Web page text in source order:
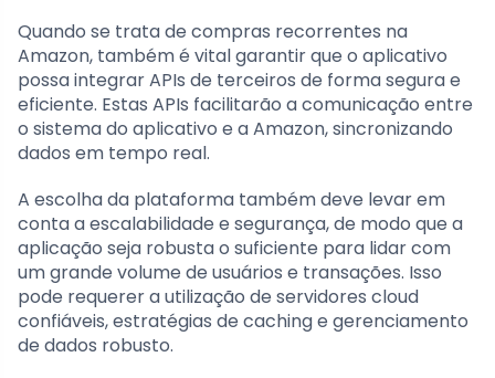
Quando se trata de compras recorrentes na
Amazon, também é vital garantir que o aplicativo
possa integrar APIs de terceiros de forma segura e
eficiente. Estas APIs facilitarão a comunicação entre
o sistema do aplicativo e a Amazon, sincronizando
dados em tempo real.
A escolha da plataforma também deve levar em
conta a escalabilidade e segurança, de modo que a
aplicação seja robusta o suficiente para lidar com
um grande volume de usuários e transações. Isso
pode requerer a utilização de servidores cloud
confiáveis, estratégias de caching e gerenciamento
de dados robusto.